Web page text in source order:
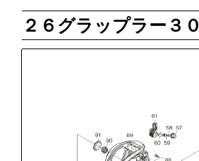
２６グラップラー３